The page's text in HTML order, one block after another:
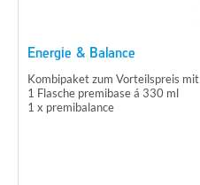
Energie & Balance
Kombipaket zum Vorteilspreis mit
1 Flasche premibase á 330 ml
1 x premibalance